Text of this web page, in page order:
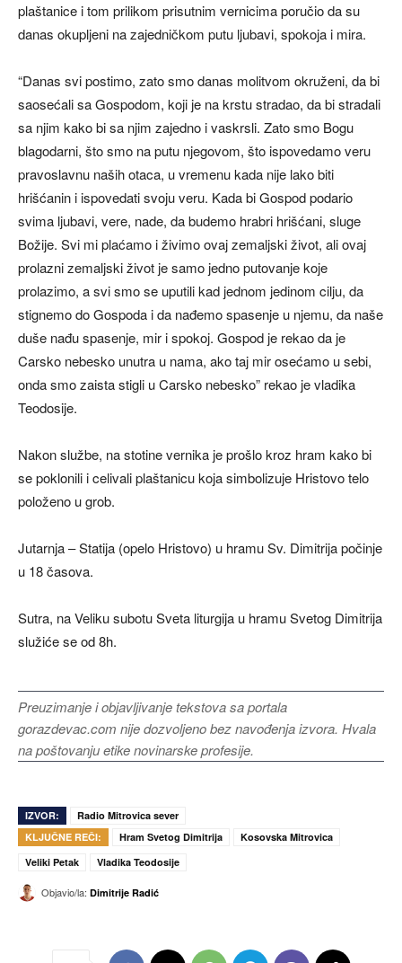
plaštanice i tom prilikom prisutnim vernicima poručio da su
danas okupljeni na zajedničkom putu ljubavi, spokoja i mira.
“Danas svi postimo, zato smo danas molitvom okruženi, da bi
saosećali sa Gospodom, koji je na krstu stradao, da bi stradali
sa njim kako bi sa njim zajedno i vaskrsli. Zato smo Bogu
blagodarni, što smo na putu njegovom, što ispovedamo veru
pravoslavnu naših otaca, u vremenu kada nije lako biti
hrišćanin i ispovedati svoju veru. Kada bi Gospod podario
svima ljubavi, vere, nade, da budemo hrabri hrišćani, sluge
Božije. Svi mi plaćamo i živimo ovaj zemaljski život, ali ovaj
prolazni zemaljski život je samo jedno putovanje koje
prolazimo, a svi smo se uputili kad jednom jedinom cilju, da
stignemo do Gospoda i da nađemo spasenje u njemu, da naše
duše nađu spasenje, mir i spokoj. Gospod je rekao da je
Carsko nebesko unutra u nama, ako taj mir osećamo u sebi,
onda smo zaista stigli u Carsko nebesko” rekao je vladika
Teodosije.
Nakon službe, na stotine vernika je prošlo kroz hram kako bi
se poklonili i celivali plaštanicu koja simbolizuje Hristovo telo
položeno u grob.
Jutarnja – Statija (opelo Hristovo) u hramu Sv. Dimitrija počinje
u 18 časova.
Sutra, na Veliku subotu Sveta liturgija u hramu Svetog Dimitrija
služiće se od 8h.
Preuzimanje i objavljivanje tekstova sa portala
gorazdevac.com nije dozvoljeno bez navođenja izvora. Hvala
na poštovanju etike novinarske profesije.
IZVOR:
Radio Mitrovica sever
KLJUČNE REČI:
Hram Svetog Dimitrija
Kosovska Mitrovica
Veliki Petak
Vladika Teodosije
Objavio/la: Dimitrije Radić